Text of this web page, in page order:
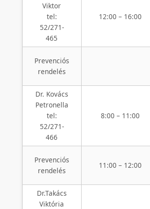
Viktor
tel:
52/271-
465
12:00 – 16:00
Prevenciós
rendelés
Dr. Kovács
Petronella
tel:
52/271-
466
8:00 – 11:00
Prevenciós
rendelés
11:00 – 12:00
Dr.Takács
Viktória